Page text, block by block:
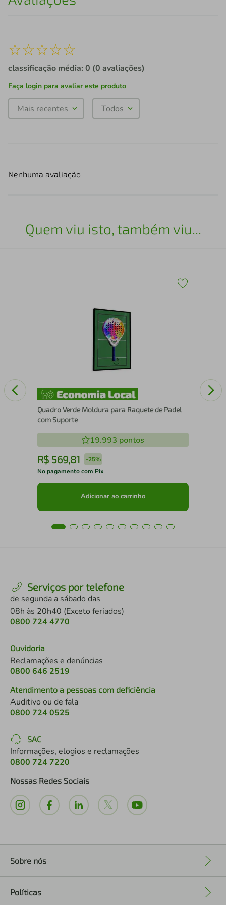
☆☆☆☆☆
classificação média: 0 (0 avaliações)
Faça login para avaliar este produto
Mais recentes Todos
Nenhuma avaliação
Quem viu isto, também viu...
Quadro Verde Moldura para Raquete de Padel
com Suporte
19.993 pontos
R$ 569,81 -25%
No pagamento com Pix
Adicionar ao carrinho
Serviços por telefone
de segunda a sábado das
08h às 20h40 (Exceto feriados)
0800 724 4770
Ouvidoria
Reclamações e denúncias
0800 646 2519
Atendimento a pessoas com deficiência
Auditivo ou de fala
0800 724 0525
SAC
Informações, elogios e reclamações
0800 724 7220
Nossas Redes Sociais
Sobre nós
Políticas